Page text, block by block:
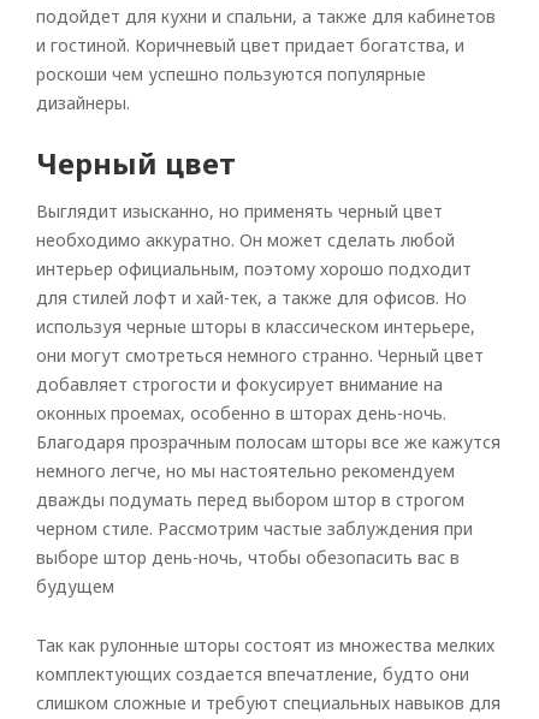
подойдет для кухни и спальни, а также для кабинетов
и гостиной. Коричневый цвет придает богатства, и
роскоши чем успешно пользуются популярные
дизайнеры.
Черный цвет
Выглядит изысканно, но применять черный цвет
необходимо аккуратно. Он может сделать любой
интерьер официальным, поэтому хорошо подходит
для стилей лофт и хай-тек, а также для офисов. Но
используя черные шторы в классическом интерьере,
они могут смотреться немного странно. Черный цвет
добавляет строгости и фокусирует внимание на
оконных проемах, особенно в шторах день-ночь.
Благодаря прозрачным полосам шторы все же кажутся
немного легче, но мы настоятельно рекомендуем
дважды подумать перед выбором штор в строгом
черном стиле. Рассмотрим частые заблуждения при
выборе штор день-ночь, чтобы обезопасить вас в
будущем
Так как рулонные шторы состоят из множества мелких
комплектующих создается впечатление, будто они
слишком сложные и требуют специальных навыков для